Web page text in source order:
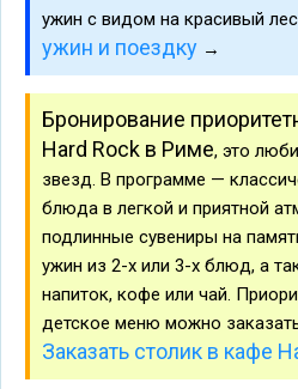
ужин с видом на красивый
ужин и поездку →
Бронирование
Hard Rock в Риме, это
звезд. В программе —
блюда в легкой и приятной
подлинные сувениры на
ужин из 2-х или 3-х блюд, а
напиток, кофе или чай.
детское меню можно
Заказать столик в кафе